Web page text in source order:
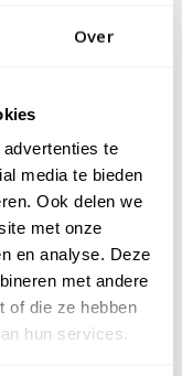
Over
te
media te bieden
Ook delen we
met onze
en analyse. Deze
met andere
of die ze hebben
hun services.
worden op maximaal
van 3 tot 6
kopen bij
voorraad geleverd,
onze vlaggen
Ze zijn voorzien van
stiknaad. Bij